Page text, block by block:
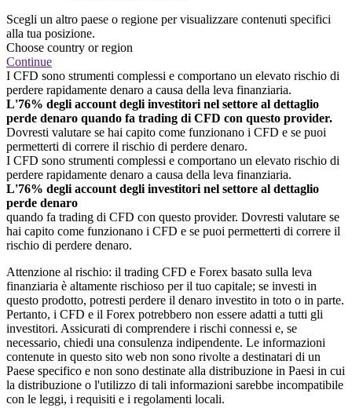
Scegli un altro paese o regione per visualizzare contenuti specifici
alla tua posizione.
Choose country or region
Continue
I CFD sono strumenti complessi e comportano un elevato rischio di
perdere rapidamente denaro a causa della leva finanziaria.
L'76% degli account degli investitori nel settore al dettaglio
perde denaro quando fa trading di CFD con questo provider.
Dovresti valutare se hai capito come funzionano i CFD e se puoi
permetterti di correre il rischio di perdere denaro.
I CFD sono strumenti complessi e comportano un elevato rischio di
perdere rapidamente denaro a causa della leva finanziaria.
L'76% degli account degli investitori nel settore al dettaglio
perde denaro
quando fa trading di CFD con questo provider. Dovresti valutare se
hai capito come funzionano i CFD e se puoi permetterti di correre il
rischio di perdere denaro.
Attenzione al rischio: il trading CFD e Forex basato sulla leva
finanziaria è altamente rischioso per il tuo capitale; se investi in
questo prodotto, potresti perdere il denaro investito in toto o in parte.
Pertanto, i CFD e il Forex potrebbero non essere adatti a tutti gli
investitori. Assicurati di comprendere i rischi connessi e, se
necessario, chiedi una consulenza indipendente. Le informazioni
contenute in questo sito web non sono rivolte a destinatari di un
Paese specifico e non sono destinate alla distribuzione in Paesi in cui
la distribuzione o l'utilizzo di tali informazioni sarebbe incompatibile
con le leggi, i requisiti e i regolamenti locali.